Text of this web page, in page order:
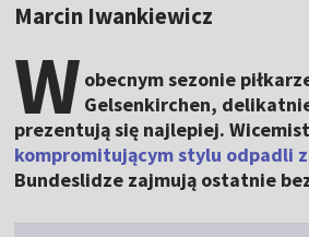
Marcin Iwankiewicz
W obecnym sezonie
Gelsenkirchen,
prezentują się najlepiej.
kompromitującym stylu odpadli
Bundeslidze zajmują ostatnie